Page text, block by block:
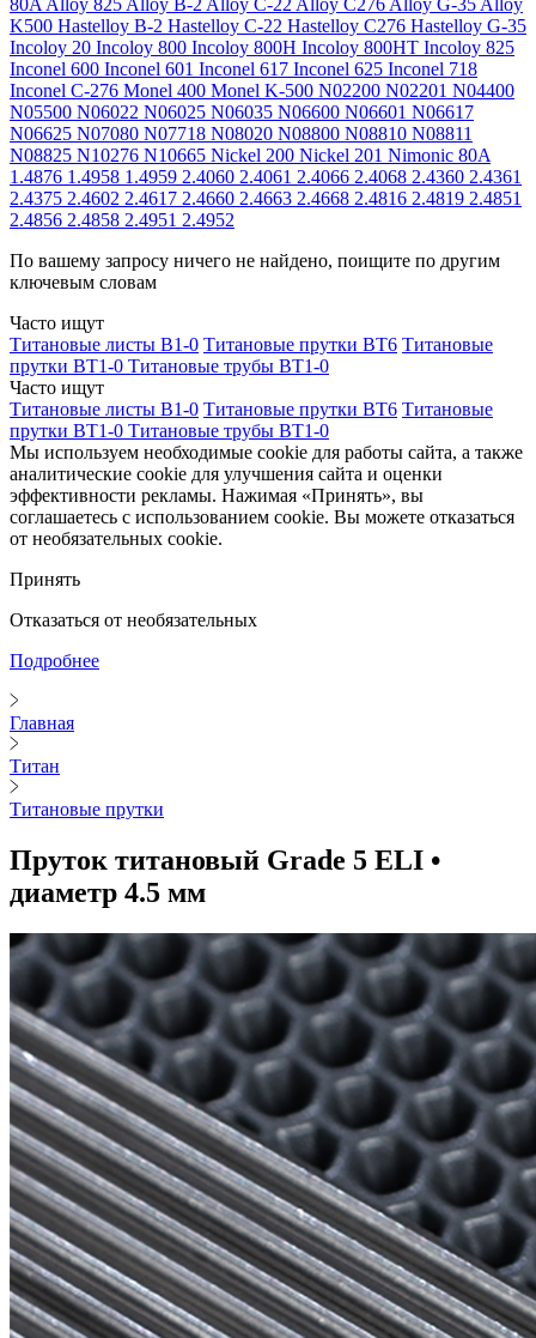
80A Alloy 825 Alloy B-2 Alloy C-22 Alloy C276 Alloy G-35 Alloy
K500 Hastelloy B-2 Hastelloy C-22 Hastelloy C276 Hastelloy G-35
Incoloy 20 Incoloy 800 Incoloy 800H Incoloy 800HT Incoloy 825
Inconel 600 Inconel 601 Inconel 617 Inconel 625 Inconel 718
Inconel C-276 Monel 400 Monel K-500 N02200 N02201 N04400
N05500 N06022 N06025 N06035 N06600 N06601 N06617
N06625 N07080 N07718 N08020 N08800 N08810 N08811
N08825 N10276 N10665 Nickel 200 Nickel 201 Nimonic 80A
1.4876 1.4958 1.4959 2.4060 2.4061 2.4066 2.4068 2.4360 2.4361
2.4375 2.4602 2.4617 2.4660 2.4663 2.4668 2.4816 2.4819 2.4851
2.4856 2.4858 2.4951 2.4952
По вашему запросу ничего не найдено, поищите по другим
ключевым словам
Часто ищут
Титановые листы В1-0 Титановые прутки ВТ6 Титановые
прутки ВТ1-0 Титановые трубы ВТ1-0
Часто ищут
Титановые листы В1-0 Титановые прутки ВТ6 Титановые
прутки ВТ1-0 Титановые трубы ВТ1-0
Мы используем необходимые cookie для работы сайта, а также
аналитические cookie для улучшения сайта и оценки
эффективности рекламы. Нажимая «Принять», вы
соглашаетесь с использованием cookie. Вы можете отказаться
от необязательных cookie.
Принять
Отказаться от необязательных
Подробнее
Главная
Титан
Титановые прутки
Пруток титановый Grade 5 ELI •
диаметр 4.5 мм